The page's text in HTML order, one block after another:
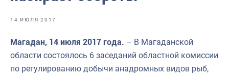
Отраслевые СМИ
Научно-практическая литература
Рыбоохрана России
14 ИЮЛЯ 2017
Магадан, 14 июля 2017 года. – В Магаданской
области состоялось 6 заседаний областной комиссии
по регулированию добычи анадромных видов рыб,